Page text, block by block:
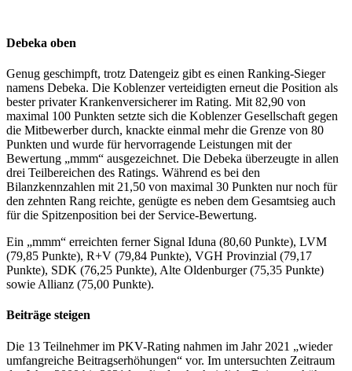
Debeka oben
Genug geschimpft, trotz Datengeiz gibt es einen Ranking-Sieger
namens Debeka. Die Koblenzer verteidigten erneut die Position als
bester privater Krankenversicherer im Rating. Mit 82,90 von
maximal 100 Punkten setzte sich die Koblenzer Gesellschaft gegen
die Mitbewerber durch, knackte einmal mehr die Grenze von 80
Punkten und wurde für hervorragende Leistungen mit der
Bewertung „mmm“ ausgezeichnet. Die Debeka überzeugte in allen
drei Teilbereichen des Ratings. Während es bei den
Bilanzkennzahlen mit 21,50 von maximal 30 Punkten nur noch für
den zehnten Rang reichte, genügte es neben dem Gesamtsieg auch
für die Spitzenposition bei der Service-Bewertung.
Ein „mmm“ erreichten ferner Signal Iduna (80,60 Punkte), LVM
(79,85 Punkte), R+V (79,84 Punkte), VGH Provinzial (79,17
Punkte), SDK (76,25 Punkte), Alte Oldenburger (75,35 Punkte)
sowie Allianz (75,00 Punkte).
Beiträge steigen
Die 13 Teilnehmer im PKV-Rating nahmen im Jahr 2021 „wieder
umfangreiche Beitragserhöhungen“ vor. Im untersuchten Zeitraum